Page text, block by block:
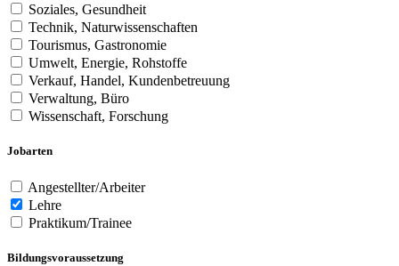
Soziales, Gesundheit
Technik, Naturwissenschaften
Tourismus, Gastronomie
Umwelt, Energie, Rohstoffe
Verkauf, Handel, Kundenbetreuung
Verwaltung, Büro
Wissenschaft, Forschung
Jobarten
Angestellter/Arbeiter
Lehre
Praktikum/Trainee
Bildungsvoraussetzung